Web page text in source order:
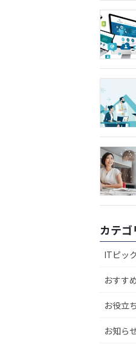
カテゴ
ITピッ
おすすめ
お役立
お知ら